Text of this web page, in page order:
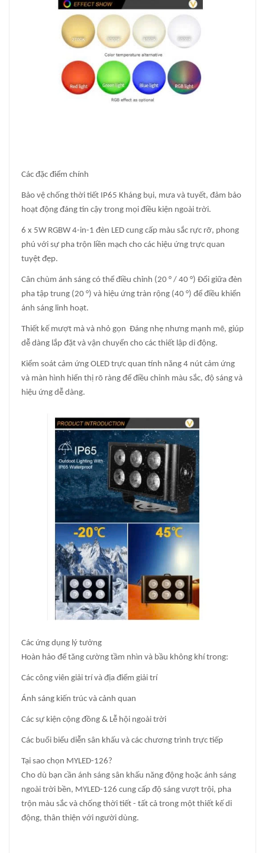
Các đặc điểm chính
Bảo vệ chống thời tiết IP65 Kháng bụi, mưa và tuyết, đảm bảo
hoạt động đáng tin cậy trong mọi điều kiện ngoài trời.
6 x 5W RGBW 4-in-1 đèn LED cung cấp màu sắc rực rỡ, phong
phú với sự pha trộn liền mạch cho các hiệu ứng trực quan
tuyệt đẹp.
Cân chùm ánh sáng có thể điều chỉnh (20 ° / 40 °) Đổi giữa đèn
pha tập trung (20 °) và hiệu ứng tràn rộng (40 °) để điều khiển
ánh sáng linh hoạt.
Thiết kế mượt mà và nhỏ gọn ️ Đáng nhẹ nhưng mạnh mẽ, giúp
dễ dàng lắp đặt và vận chuyển cho các thiết lập di động.
Kiểm soát cảm ứng OLED trực quan tính năng 4 nút cảm ứng
và màn hình hiển thị rõ ràng để điều chỉnh màu sắc, độ sáng và
hiệu ứng dễ dàng.
Các ứng dụng lý tưởng
Hoàn hảo để tăng cường tầm nhìn và bầu không khí trong:
Các công viên giải trí và địa điểm giải trí
Ánh sáng kiến trúc và cảnh quan
Các sự kiện cộng đồng & Lễ hội ngoài trời
Các buổi biểu diễn sân khấu và các chương trình trực tiếp
Tại sao chọn MYLED-126?
Cho dù bạn cần ánh sáng sân khấu năng động hoặc ánh sáng
ngoài trời bền, MYLED-126 cung cấp độ sáng vượt trội, pha
trộn màu sắc và chống thời tiết - tất cả trong một thiết kế di
động, thân thiện với người dùng.